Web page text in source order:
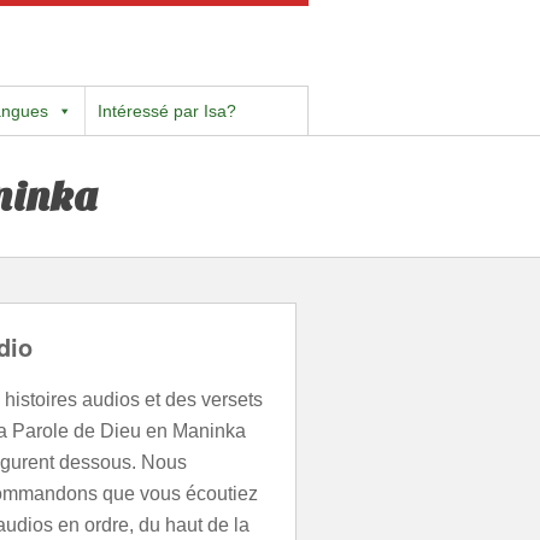
Intéressé par Isa?
histoires audios et des versets
Parole de Dieu en Maninka
dessous. Nous
que vous écoutiez
en ordre, du haut de la